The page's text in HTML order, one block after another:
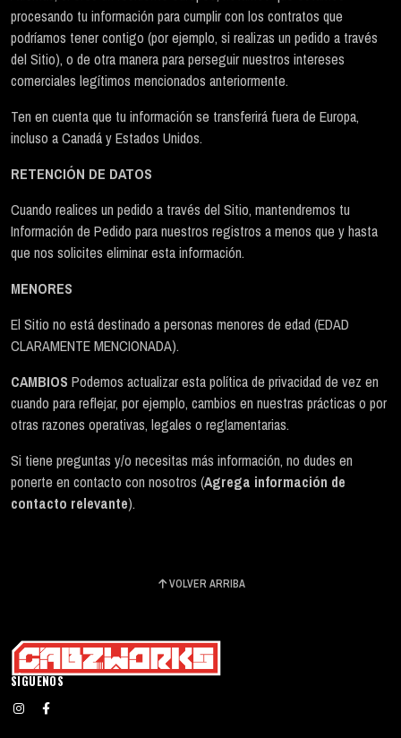
procesando tu información para cumplir con los contratos que
podríamos tener contigo (por ejemplo, si realizas un pedido a través
del Sitio), o de otra manera para perseguir nuestros intereses
comerciales legítimos mencionados anteriormente.
Ten en cuenta que tu información se transferirá fuera de Europa,
incluso a Canadá y Estados Unidos.
RETENCIÓN DE DATOS
Cuando realices un pedido a través del Sitio, mantendremos tu
Información de Pedido para nuestros registros a menos que y hasta
que nos solicites eliminar esta información.
MENORES
El Sitio no está destinado a personas menores de edad (EDAD
CLARAMENTE MENCIONADA).
CAMBIOS Podemos actualizar esta política de privacidad de vez en
cuando para reflejar, por ejemplo, cambios en nuestras prácticas o por
otras razones operativas, legales o reglamentarias.
Si tiene preguntas y/o necesitas más información, no dudes en
ponerte en contacto con nosotros (Agrega información de
contacto relevante).
VOLVER ARRIBA
SÍGUENOS